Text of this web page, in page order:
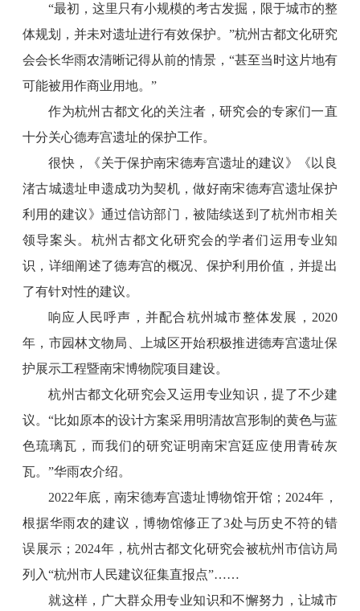
“最初，这里只有小规模的考古发掘，限于城市的整
体规划，并未对遗址进行有效保护。”杭州古都文化研究
会会长华雨农清晰记得从前的情景，“甚至当时这片地有
可能被用作商业用地。”
作为杭州古都文化的关注者，研究会的专家们一直
十分关心德寿宫遗址的保护工作。
很快，《关于保护南宋德寿宫遗址的建议》《以良
渚古城遗址申遗成功为契机，做好南宋德寿宫遗址保护
利用的建议》通过信访部门，被陆续送到了杭州市相关
领导案头。杭州古都文化研究会的学者们运用专业知
识，详细阐述了德寿宫的概况、保护利用价值，并提出
了有针对性的建议。
响应人民呼声，并配合杭州城市整体发展，2020
年，市园林文物局、上城区开始积极推进德寿宫遗址保
护展示工程暨南宋博物院项目建设。
杭州古都文化研究会又运用专业知识，提了不少建
议。“比如原本的设计方案采用明清故宫形制的黄色与蓝
色琉璃瓦，而我们的研究证明南宋宫廷应使用青砖灰
瓦。”华雨农介绍。
2022年底，南宋德寿宫遗址博物馆开馆；2024年，
根据华雨农的建议，博物馆修正了3处与历史不符的错
误展示；2024年，杭州古都文化研究会被杭州市信访局
列入“杭州市人民建议征集直报点”……
就这样，广大群众用专业知识和不懈努力，让城市